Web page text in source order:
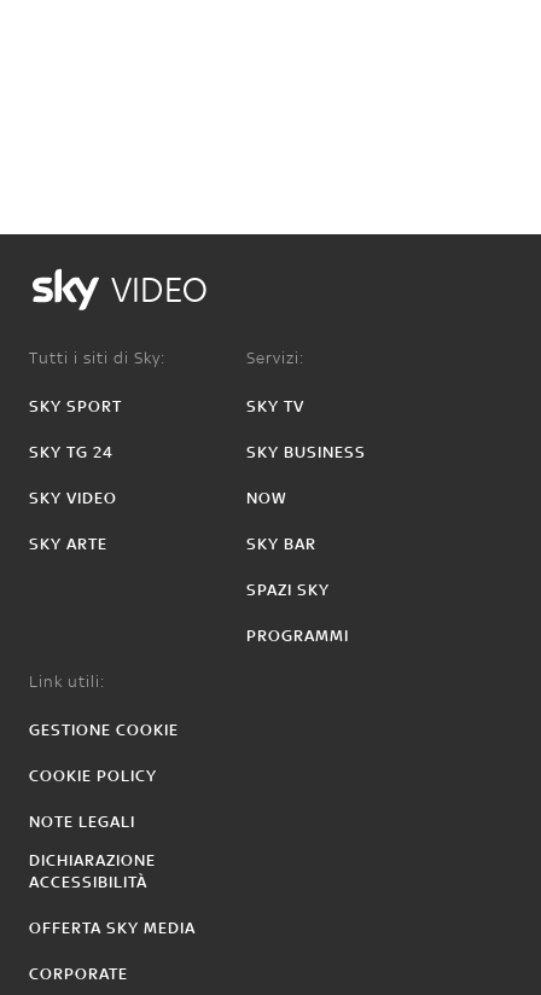
VIDEO
Tutti i siti di Sky:
SKY SPORT
SKY TG 24
SKY VIDEO
SKY ARTE
Servizi:
SKY TV
SKY BUSINESS
NOW
SKY BAR
SPAZI SKY
PROGRAMMI
Link utili:
GESTIONE COOKIE
COOKIE POLICY
NOTE LEGALI
DICHIARAZIONE
ACCESSIBILITÀ
OFFERTA SKY MEDIA
CORPORATE